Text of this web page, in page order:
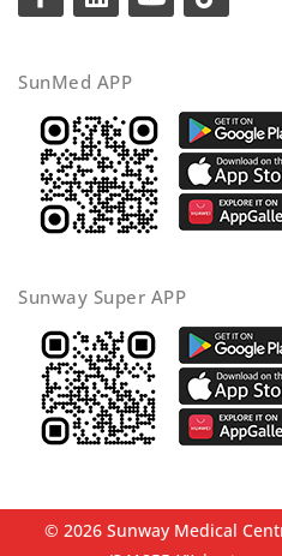
SunMed APP
Sunway Super APP
© 2026 Sunway Medical